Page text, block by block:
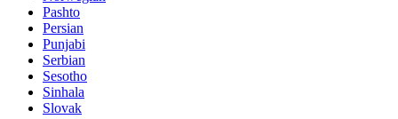
Pashto
Persian
Punjabi
Serbian
Sesotho
Sinhala
Slovak